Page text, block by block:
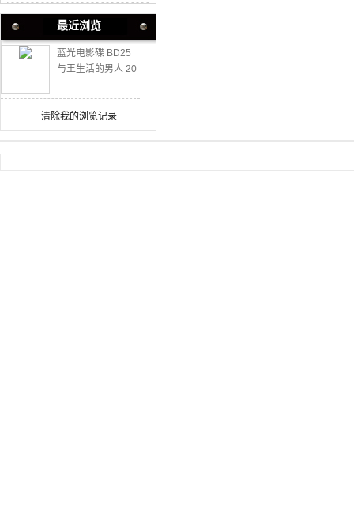
最近浏览
蓝光电影碟 BD25
与王生活的男人 20
清除我的浏览记录